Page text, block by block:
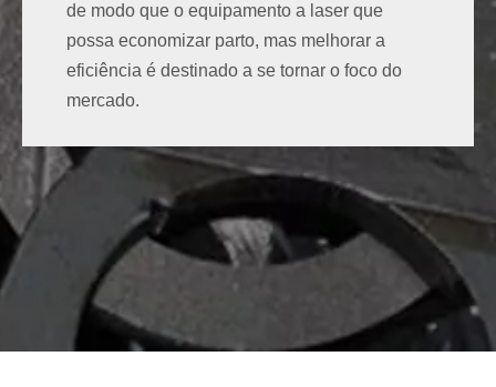
Habitação do instrumento
de modo que o equipamento a laser que
possa economizar parto, mas melhorar a
eficiência é destinado a se tornar o foco do
mercado.